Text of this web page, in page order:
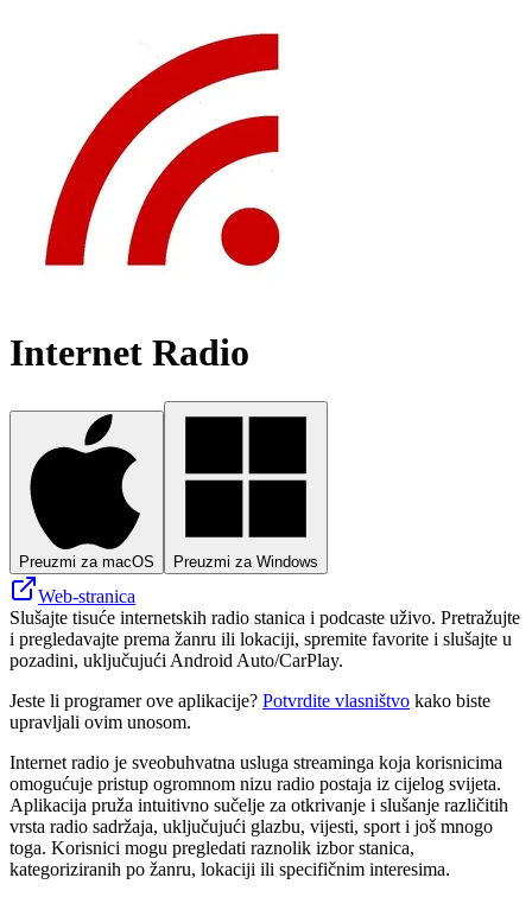
Internet Radio
Preuzmi za macOS Preuzmi za Windows
Web-stranica
Slušajte tisuće internetskih radio stanica i podcaste uživo. Pretražujte
i pregledavajte prema žanru ili lokaciji, spremite favorite i slušajte u
pozadini, uključujući Android Auto/CarPlay.
Jeste li programer ove aplikacije? Potvrdite vlasništvo kako biste
upravljali ovim unosom.
Internet radio je sveobuhvatna usluga streaminga koja korisnicima
omogućuje pristup ogromnom nizu radio postaja iz cijelog svijeta.
Aplikacija pruža intuitivno sučelje za otkrivanje i slušanje različitih
vrsta radio sadržaja, uključujući glazbu, vijesti, sport i još mnogo
toga. Korisnici mogu pregledati raznolik izbor stanica,
kategoriziranih po žanru, lokaciji ili specifičnim interesima.